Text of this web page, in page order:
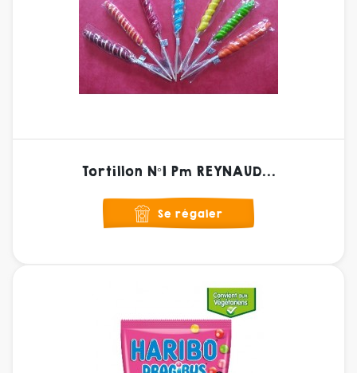
Tortillon N°1 Pm REYNAUD...
Se régaler